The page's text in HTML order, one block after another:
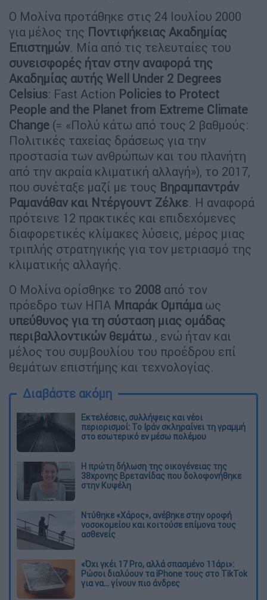
Ο Μολίνα προτάθηκε στις 24 Ιουλίου 2000
για μέλος της Ποντιφήκειας Ακαδημίας
Επιστημών. Μία από τις τελευταίες του
συνεισφορές ήταν στην αναφορά της
Ακαδημίας αυτής Well Under 2 Degrees
Celsius: Fast Action Policies to Protect
People and the Planet from Extreme Climate
Change (= «Πολύ κάτω από τους 2 βαθμούς:
Πολιτικές ταχείας δράσεως για την
προστασία των ανθρώπων και του πλανήτη
από την ακραία κλιματική αλλαγή»), το 2017,
που συνέταξε μαζί με τους Βηραμπαντράν
Ραμανάθαν και Ντέργουντ Ζέλκε. Η αναφορά
πρότεινε 12 πρακτικές και επιδεχόμενες
διαφορετικές κλίμακες λύσεις, μέρος μιας
τριπλής στρατηγικής για τον μετριασμό της
κλιματικής αλλαγής.
Ο Μολίνα ορίσθηκε το 2008 από τον
πρόεδρο των ΗΠΑ Μπαράκ Ομπάμαως
υπεύθυνος για τη σύσταση μιας ομάδας
περιβαλλοντικών θεμάτω., ενώ ήταν και
μέλος του συμβουλίου του προέδρου επί
θεμάτων επιστήμης και τεχνολογίας.
Διαβάστε ακόμη
Εκτελέσεις, συλλήψεις και νέοι
περιορισμοί: Το Ιράν σκληραίνει τη γραμμή
στο εσωτερικό εν μέσω πολέμου
Η πρώτη δήλωση της οικογένειας της
38χρονης Βρετανίδας που δολοφονήθηκε
στην Κυψέλη
Ντύθηκε «Χάρος», ανέβηκε στην οροφή
νοσοκομείου και κοιτούσε επίμονα τους
ασθενείς
«Όχι γκέι 17 Pro, αλλά σπασμένο 11άρι»:
Ρώσοι διαλύουν τα iPhone τους στο TikTok
για να... γίνουν πιο άνδρες